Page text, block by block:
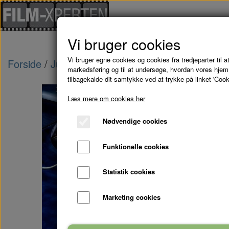
Forside Julefilm PYRUS PÅ PLETTEN - DVD
Vi bruger cookies
Vi bruger egne cookies og cookies fra tredjeparter til
markedsføring og til at undersøge, hvordan vores
tilbagekalde dit samtykke ved at trykke på linket
Læs mere om cookies her
Nødvendige cookies
Funktionelle cookies
Statistik cookies
Marketing cookies